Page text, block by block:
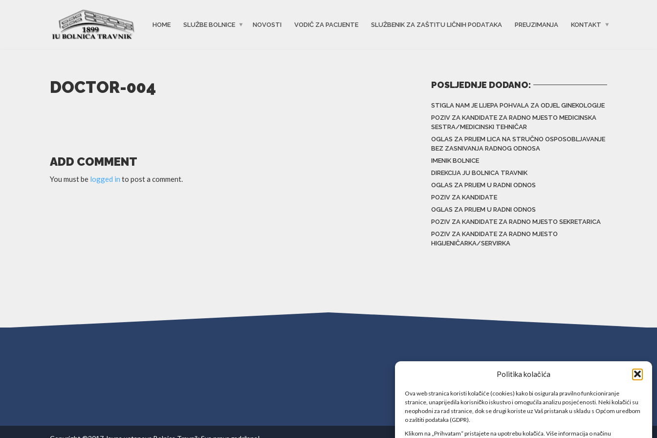
Politika kolačića
Ova web stranica koristi kolačiće (cookies) kako bi osigurala pravilno funkcioniranje
stranice, unaprijedila korisničko iskustvo i omogućila analizu posjećenosti. Neki kolačići su
neophodni za rad stranice, dok se drugi koriste uz Vaš pristanak u skladu s Općom uredbom
o zaštiti podataka (GDPR).
Klikom na „Prihvatam“ pristajete na upotrebu kolačića. Više informacija o načinu
HOME SLUŽBE BOLNICE NOVOSTI VODIČ ZA PACIJENTE SLUŽBENIK ZA ZAŠTITU LIČNIH PODATAKA PREUZIMANJA KONTAKT
DOCTOR-004
ADD COMMENT
You must be logged in to post a comment.
POSLJEDNJE DODANO:
STIGLA NAM JE LIJEPA POHVALA ZA ODJEL GINEKOLOGIJE
POZIV ZA KANDIDATE ZA RADNO MJESTO MEDICINSKA
SESTRA/MEDICINSKI TEHNIČAR
OGLAS ZA PRIJEM LICA NA STRUČNO OSPOSOBLJAVANJE
BEZ ZASNIVANJA RADNOG ODNOSA
IMENIK BOLNICE
DIREKCIJA JU BOLNICA TRAVNIK
OGLAS ZA PRIJEM U RADNI ODNOS
POZIV ZA KANDIDATE
OGLAS ZA PRIJEM U RADNI ODNOS
POZIV ZA KANDIDATE ZA RADNO MJESTO SEKRETARICA
POZIV ZA KANDIDATE ZA RADNO MJESTO
HIGIJENIČARKA/SERVIRKA